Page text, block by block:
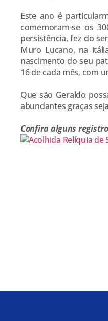
Este ano é
comemoram-se os
persistência, fez do
Muro Lucano, na
nascimento do seu
16 de cada mês, com
Que são Geraldo
abundantes graças
Confira alguns